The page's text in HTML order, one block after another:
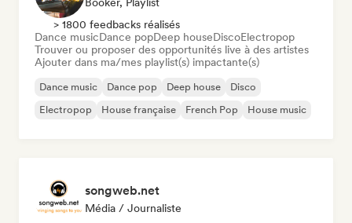
> 1800 feedbacks réalisés
Dance musicDance popDeep houseDiscoElectropop
Trouver ou proposer des opportunités live à des artistes
Ajouter dans ma/mes playlist(s) impactante(s)
Dance music Dance pop Deep house
Disco
Electropop
House française French Pop House music
songweb.net
Média / Journaliste